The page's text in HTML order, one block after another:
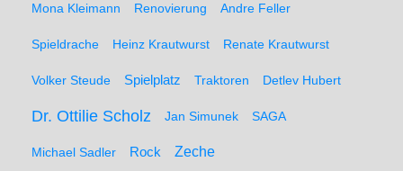
Mona Kleimann Renovierung Andre Feller
Spieldrache Heinz Krautwurst Renate Krautwurst
Volker Steude Spielplatz Traktoren Detlev Hubert
Dr. Ottilie Scholz Jan Simunek SAGA
Michael Sadler Rock Zeche